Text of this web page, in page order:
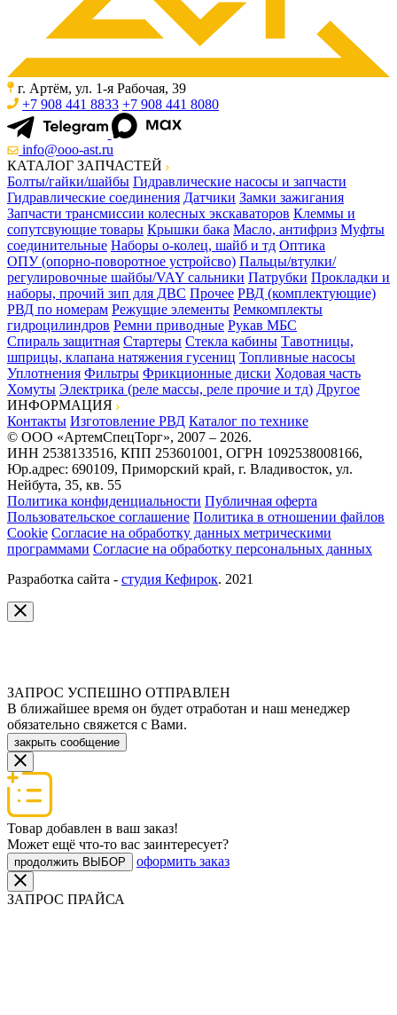
г. Артём, ул. 1-я Рабочая, 39
+7 908 441 8833 +7 908 441 8080
info@ooo-ast.ru
КАТАЛОГ ЗАПЧАСТЕЙ
Болты/гайки/шайбы Гидравлические насосы и запчасти
Гидравлические соединения Датчики Замки зажигания
Запчасти трансмиссии колесных экскаваторов Клеммы и
сопутсвующие товары Крышки бака Масло, антифриз Муфты
соединительные Наборы о-колец, шайб и тд Оптика
ОПУ (опорно-поворотное устройсво) Пальцы/втулки/
регулировочные шайбы/VAY сальники Патрубки Прокладки и
наборы, прочий зип для ДВС Прочее РВД (комплектующие)
РВД по номерам Режущие элементы Ремкомплекты
гидроцилиндров Ремни приводные Рукав МБС
Спираль защитная Стартеры Стекла кабины Тавотницы,
шприцы, клапана натяжения гусениц Топливные насосы
Уплотнения Фильтры Фрикционные диски Ходовая часть
Хомуты Электрика (реле массы, реле прочие и тд) Другое
ИНФОРМАЦИЯ
Контакты Изготовление РВД Каталог по технике
© ООО «АртемСпецТорг», 2007 – 2026.
ИНН 2538133516, КПП 253601001, ОГРН 1092538008166,
Юр.адрес: 690109, Приморский край, г. Владивосток, ул.
Нейбута, 35, кв. 55
Политика конфиденциальности Публичная оферта
Пользовательское соглашение Политика в отношении файлов
Cookie Согласие на обработку данных метрическими
программами Согласие на обработку персональных данных
Разработка сайта - студия Кефирок. 2021
ЗАПРОС УСПЕШНО ОТПРАВЛЕН
В ближайшее время он будет отработан и наш менеджер
обязательно свяжется с Вами.
закрыть сообщение
Товар добавлен в ваш заказ!
Может ещё что-то вас заинтересует?
продолжить ВЫБОР оформить заказ
ЗАПРОС ПРАЙСА